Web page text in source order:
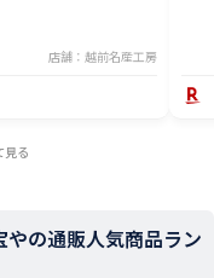
店舗：越前名産工房
見る
の通販人気商品ラン